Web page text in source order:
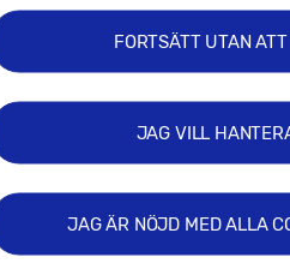
1
FORTSÄTT UTAN
JAG VILL
JAG ÄR NÖJD MED ALLA